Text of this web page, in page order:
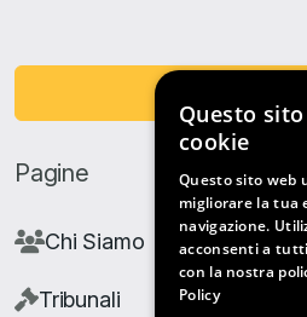
Pagine
Chi Siamo
Tribunali
Questo
cookie
Questo sito web
migliorare la tua
navigazione.
acconsenti a
con la nostra
Policy